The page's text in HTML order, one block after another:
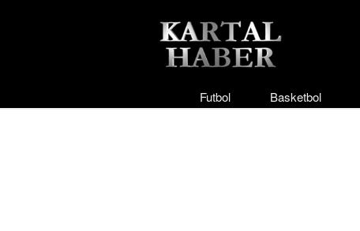
Futbol Basketbol